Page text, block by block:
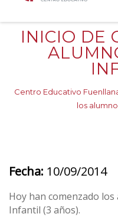
SkipINICIO DE
Centro Educativo
los
Fecha: 10/09/2014
Hoy han comenzado los
Infantil (3 años).